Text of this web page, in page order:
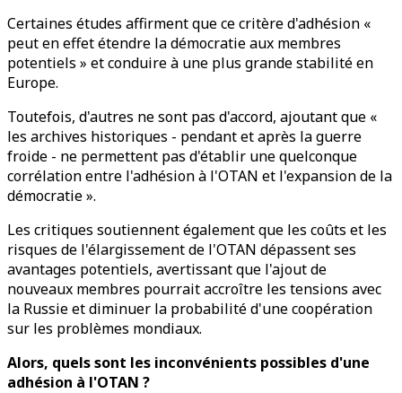
Certaines études affirment que ce critère d'adhésion «
peut en effet étendre la démocratie aux membres
potentiels » et conduire à une plus grande stabilité en
Europe.
Toutefois, d'autres ne sont pas d'accord, ajoutant que «
les archives historiques - pendant et après la guerre
froide - ne permettent pas d'établir une quelconque
corrélation entre l'adhésion à l'OTAN et l'expansion de la
démocratie ».
Les critiques soutiennent également que les coûts et les
risques de l'élargissement de l'OTAN dépassent ses
avantages potentiels, avertissant que l'ajout de
nouveaux membres pourrait accroître les tensions avec
la Russie et diminuer la probabilité d'une coopération
sur les problèmes mondiaux.
Alors, quels sont les inconvénients possibles d'une
adhésion à l'OTAN ?